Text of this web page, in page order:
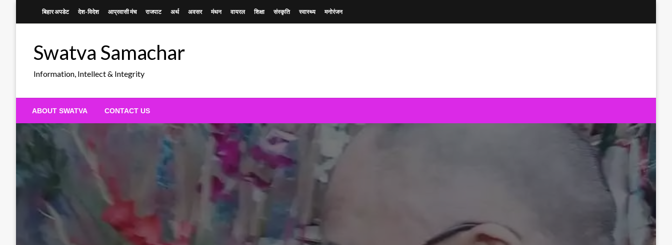
बिहार अपडेट देश-विदेश आप्रवासी मंच राजपाट अर्थ अवसर मंथन वायरल शिक्षा संस्कृति स्वास्थ्य मनोरंजन
Swatva Samachar
Information, Intellect & Integrity
ABOUT SWATVA CONTACT US